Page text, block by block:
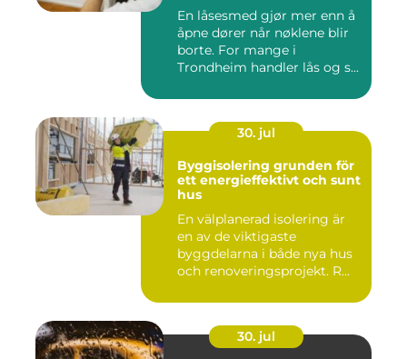
En låsesmed gjør mer enn å
åpne dører når nøklene blir
borte. For mange i
Trondheim handler lås og s...
30. jul
Byggisolering grunden för
ett energieffektivt och sunt
hus
En välplanerad isolering är
en av de viktigaste
byggdelarna i både nya hus
och renoveringsprojekt. R...
30. jul